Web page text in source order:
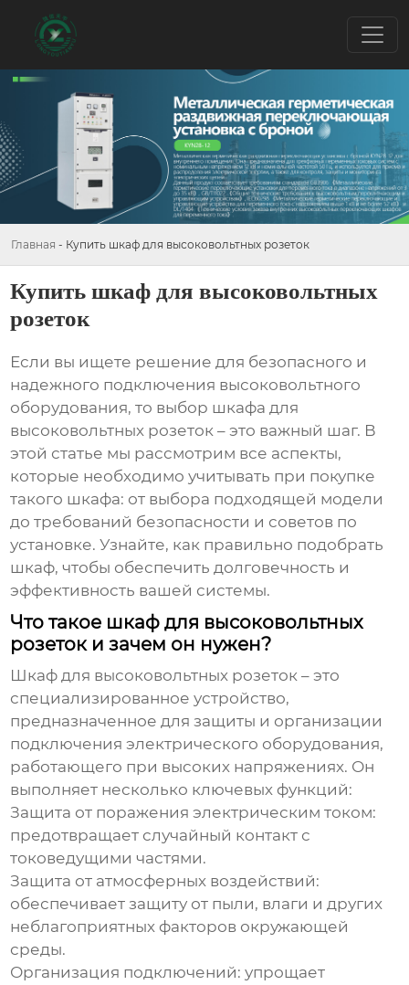
Главная - Купить шкаф для высоковольтных розеток
Купить шкаф для высоковольтных
розеток
Если вы ищете решение для безопасного и
надежного подключения высоковольтного
оборудования, то выбор шкафа для
высоковольтных розеток – это важный шаг. В
этой статье мы рассмотрим все аспекты,
которые необходимо учитывать при покупке
такого шкафа: от выбора подходящей модели
до требований безопасности и советов по
установке. Узнайте, как правильно подобрать
шкаф, чтобы обеспечить долговечность и
эффективность вашей системы.
Что такое шкаф для высоковольтных
розеток и зачем он нужен?
Шкаф для высоковольтных розеток – это
специализированное устройство,
предназначенное для защиты и организации
подключения электрического оборудования,
работающего при высоких напряжениях. Он
выполняет несколько ключевых функций:
Защита от поражения электрическим током:
предотвращает случайный контакт с
токоведущими частями.
Защита от атмосферных воздействий:
обеспечивает защиту от пыли, влаги и других
неблагоприятных факторов окружающей
среды.
Организация подключений: упрощает